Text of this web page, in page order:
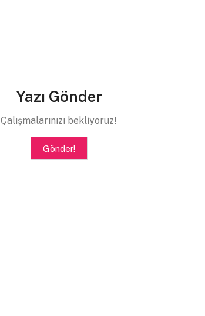
Yazı Gönder
Çalışmalarınızı bekliyoruz!
Gönder!